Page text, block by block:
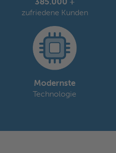
zufriedene Kunden
Modernste
Technologie